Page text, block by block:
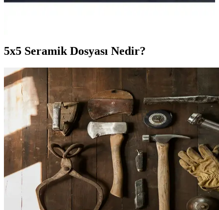
Şık ve dayanıklı seramik kahve seti, 6 kişilik kapasitesi ve modern
5x5 Seramik Dosyası Nedir?